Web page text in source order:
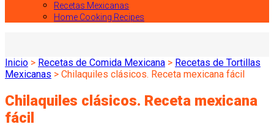
Recetas Mexicanas
Home Cooking Recipes
Inicio > Recetas de Comida Mexicana > Recetas de Tortillas
Mexicanas > Chilaquiles clásicos. Receta mexicana fácil
Chilaquiles clásicos. Receta mexicana
fácil